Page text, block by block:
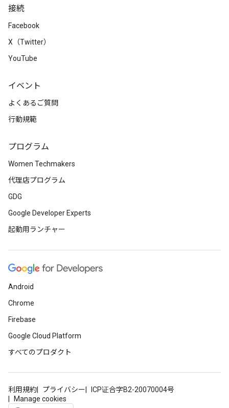
接続
Facebook
X（Twitter）
YouTube
イベント
よくあるご質問
行動規範
プログラム
Women Techmakers
代理店プログラム
GDG
Google Developer Experts
起動用ランチャー
Android
Chrome
Firebase
Google Cloud Platform
すべてのプロダクト
利用規約 プライバシー
ICP证合字B2-20070004号
Manage cookies